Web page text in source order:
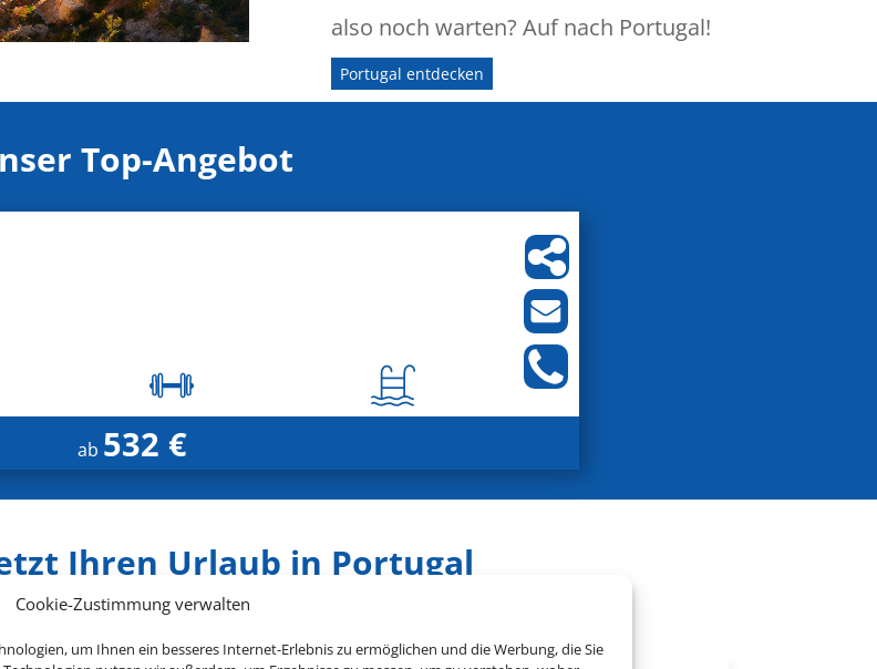
Cookie-Zustimmung verwalten
um Ihnen ein besseres Internet-Erlebnis zu ermöglichen und die Werbung, die Sie
also noch warten? Auf nach Portugal!
Portugal entdecken
Top-Angebot
ab 532 €
Ihren Urlaub in Portugal